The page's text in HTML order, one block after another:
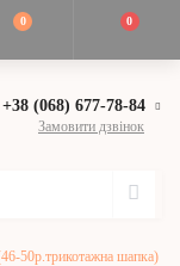
0 0
+38 (068) 677-78-84
Замовити дзвінок
50р.трикотажна шапка)